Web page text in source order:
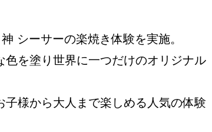
シーサーの楽焼き体験を実施。
を塗り世界に一つだけのオリジナル
様から大人まで楽しめる人気の体験